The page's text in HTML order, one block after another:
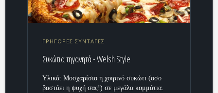
ΓΡΗΓΟΡΕΣ ΣΥΝΤΑΓΕΣ
Συκώτια τηγανητά - Welsh Style
Υλικά: Μοσχαρίσιο η χοιρινό συκώτι (οσο
βαστάει η ψυχή σας!) σε μεγάλα κομμάτια.